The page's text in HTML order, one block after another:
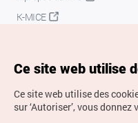
K-MICE
Ce site web utilise
Ce site web utilise des
sur ‘Autoriser’, vous